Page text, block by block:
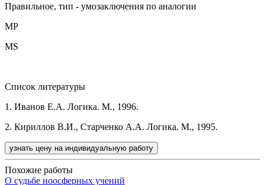
Правильное, тип - умозаключения по аналогии
MP
MS
Список литературы
1. Иванов Е.А. Логика. М., 1996.
2. Кириллов В.И., Старченко А.А. Логика. М., 1995.
узнать цену на индивидуальную работу
Похожие работы
О судьбе ноосферных учений